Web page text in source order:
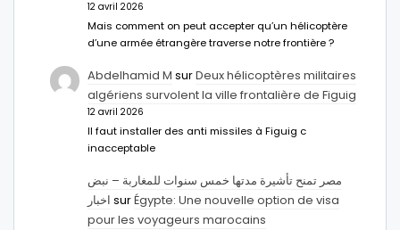
12 avril 2026
Mais comment on peut accepter qu’un hélicoptère
d’une armée étrangère traverse notre frontière ?
Abdelhamid M surDeux hélicoptères militaires
algériens survolent la ville frontalière de Figuig
12 avril 2026
Il faut installer des anti missiles à Figuig c
inacceptable
مصر تمنح تأشيرة مدتها خمس سنوات للمغاربة – نبض
اخبار surÉgypte: Une nouvelle option de visa
pour les voyageurs marocains